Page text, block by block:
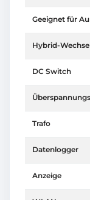
Geeignet für
Hybrid-
DC Switch
Trafo
Datenlogger
Anzeige